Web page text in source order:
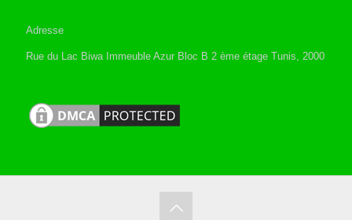
Adresse
Rue du Lac Biwa Immeuble Azur Bloc B 2 ème étage Tunis, 2000